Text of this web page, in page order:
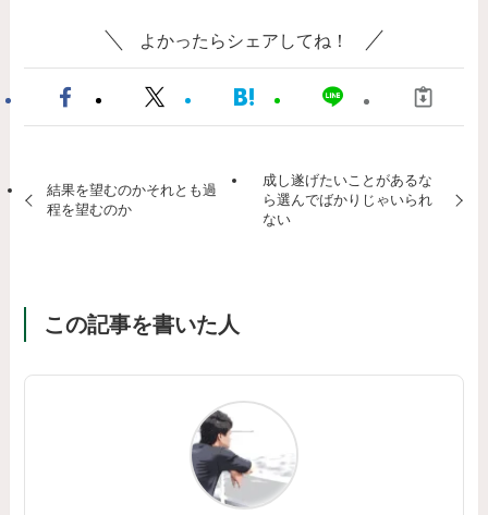
よかったらシェアしてね！
結果を望むのかそれとも過
程を望むのか
成し遂げたいことがあるな
ら選んでばかりじゃいられ
ない
この記事を書いた人